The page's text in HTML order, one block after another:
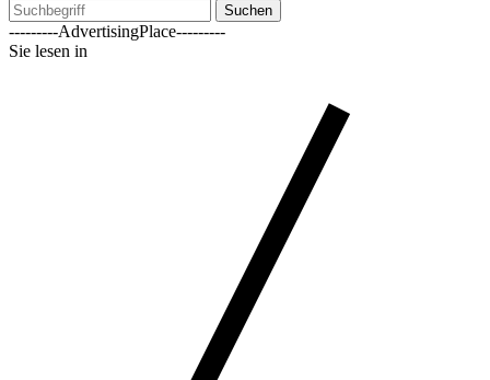
Suchen
---------AdvertisingPlace---------
Sie lesen in